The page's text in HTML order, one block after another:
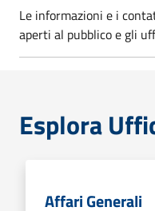
Le informazioni e i
aperti al pubblico e gli
Esplora
Affari Generali